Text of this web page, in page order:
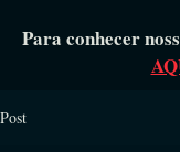
Para conhecer
Post